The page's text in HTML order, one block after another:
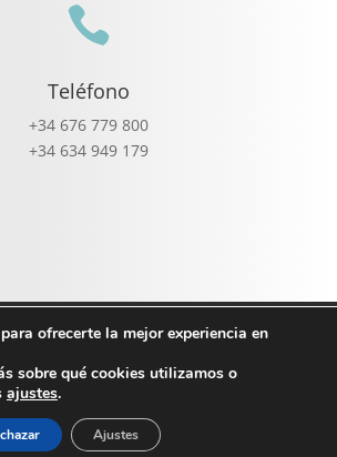

Teléfono
+34 676 779 800
+34 634 949 179
Política de cookies
privacidad Redes Sociales
de privacidad
ofrecerte la mejor experiencia en
sobre qué cookies utilizamos o
ajustes.
Ajustes